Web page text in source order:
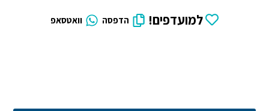
למועדפים! הדפסה וואטסאפ